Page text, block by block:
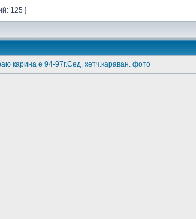
125 ]
карина е 94-97г.Сед. хетч.караван. фото